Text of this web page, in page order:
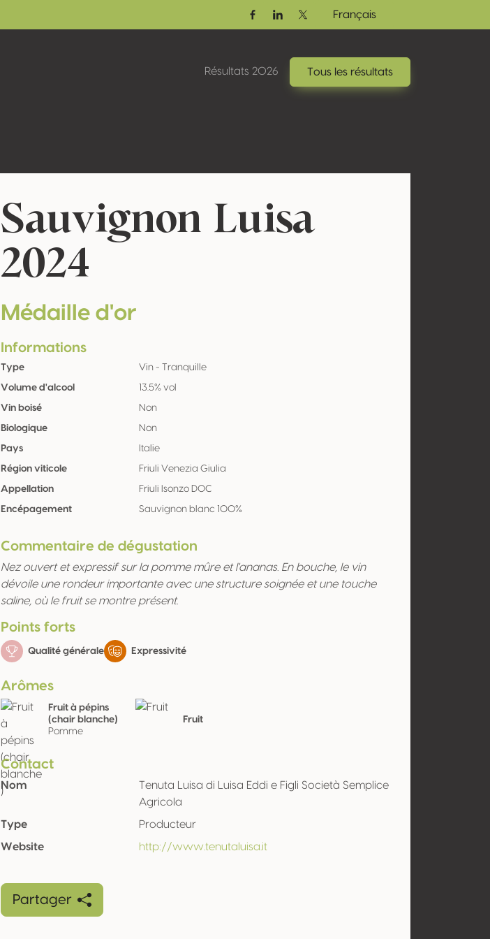
FacebookLinkedinTwitter / X
Français
Résultats 2026 Tous les résultats
Sauvignon Luisa
2024
Médaille d'or
Informations
Type Vin - Tranquille
Volume d'alcool 13.5% vol
Vin boisé Non
Biologique Non
Pays Italie
Région viticole Friuli Venezia Giulia
Appellation Friuli Isonzo DOC
Encépagement Sauvignon blanc 100%
Commentaire de dégustation
Nez ouvert et expressif sur la pomme mûre et l'ananas. En bouche, le vin
dévoile une rondeur importante avec une structure soignée et une touche
saline, où le fruit se montre présent.
Points forts
Qualité générale Expressivité
Arômes
Fruit à pépins
(chair blanche)
Pomme
Fruit
Contact
Nom
Tenuta Luisa di Luisa Eddi e Figli Società Semplice
Agricola
Type
Producteur
Website
http://www.tenutaluisa.it
Partager